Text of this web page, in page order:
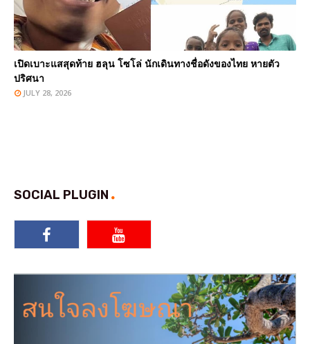
เปิดเบาะแสสุดท้าย ฮลุน โซโล่ นักเดินทางชื่อดังของไทย หายตัว
ปริศนา
JULY 28, 2026
SOCIAL PLUGIN